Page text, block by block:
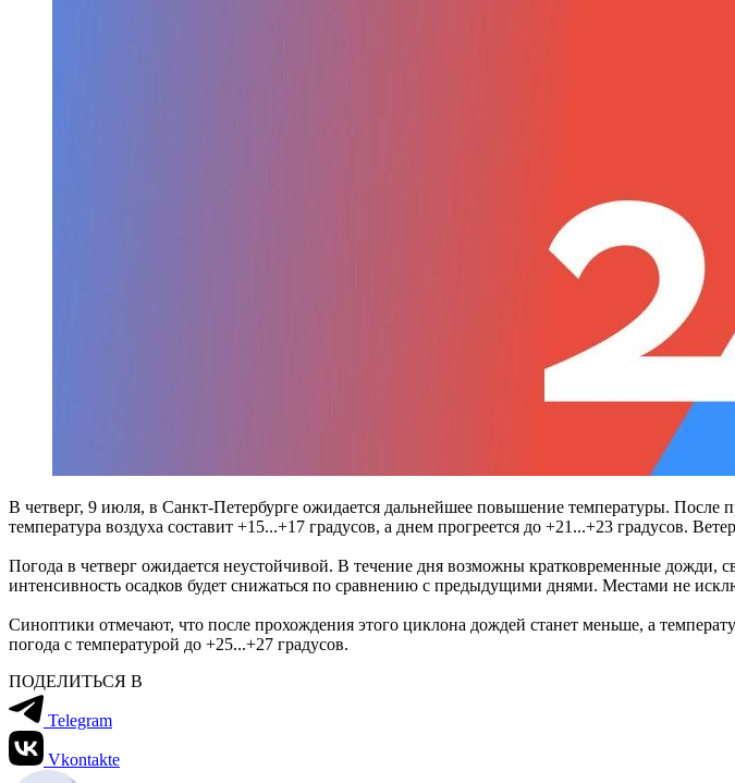
В четверг, 9 июля, в Санкт-Петербурге ожидается дальнейшее повышение температуры. После
температура воздуха составит +15...+17 градусов, а днем прогреется до +21...+23 градусов.
Погода в четверг ожидается неустойчивой. В течение дня возможны кратковременные дожди,
интенсивность осадков будет снижаться по сравнению с предыдущими днями. Местами не
Синоптики отмечают, что после прохождения этого циклона дождей станет меньше, а
погода с температурой до +25...+27 градусов.
ПОДЕЛИТЬСЯ В
Telegram
Vkontakte